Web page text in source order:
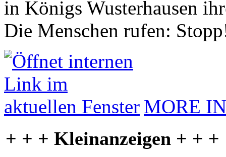
in Königs Wusterhausen
Die Menschen rufen:
MORE
+ + + Kleinanzeigen + + +